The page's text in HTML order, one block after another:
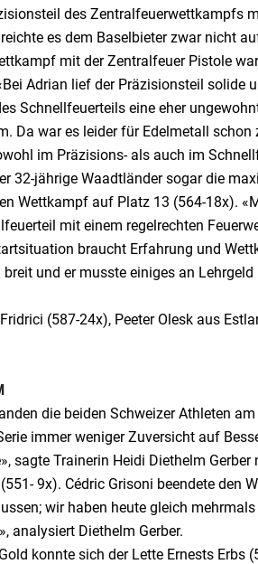
des Zentralfeuerwettkampfs
es dem Baselbieter zwar nicht
mit der Zentralfeuer Pistole
Adrian lief der Präzisionsteil solide
Schnellfeuerteils eine eher
Da war es leider für Edelmetall schon
im Präzisions- als auch im
32-jährige Waadtländer sogar die
Wettkampf auf Platz 13 (564-18x).
mit einem regelrechten
braucht Erfahrung und
und er musste einiges an
(587-24x), Peeter Olesk aus
die beiden Schweizer Athleten
immer weniger Zuversicht auf
sagte Trainerin Heidi Diethelm
9x). Cédric Grisoni beendete den
wir haben heute gleich
analysiert Diethelm Gerber.
konnte sich der Lette Ernests Erbs